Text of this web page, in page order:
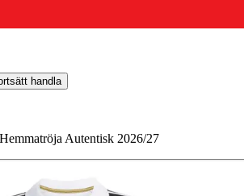
handla
Autentisk 2026/27